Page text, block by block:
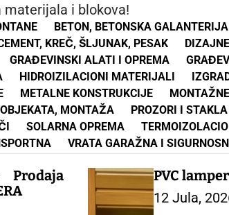
i blokova!
BETON, BETONSKA GALANTERIJA
KREČ, ŠLJUNAK, PESAK
GRAĐEVINSKI ALATI I OPREMA
HIDROIZILACIONI MATERIJALI
METALNE KONSTRUKCIJE
MONTAŽA PROZORI I STAKLA
SOLARNA OPREMA
VRATA GARAŽNA I
Prodaja
PVC
12 Jula,